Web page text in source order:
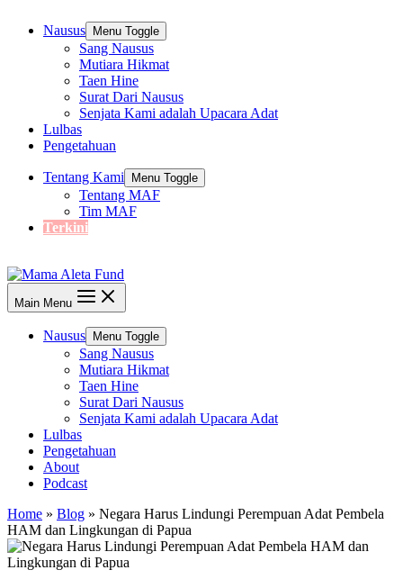
Nausus Menu Toggle
Sang Nausus
Mutiara Hikmat
Taen Hine
Surat Dari Nausus
Senjata Kami adalah Upacara Adat
Lulbas
Pengetahuan
Tentang Kami Menu Toggle
Tentang MAF
Tim MAF
Terkini
Main Menu
Nausus Menu Toggle
Sang Nausus
Mutiara Hikmat
Taen Hine
Surat Dari Nausus
Senjata Kami adalah Upacara Adat
Lulbas
Pengetahuan
About
Podcast
Home » Blog » Negara Harus Lindungi Perempuan Adat Pembela
HAM dan Lingkungan di Papua